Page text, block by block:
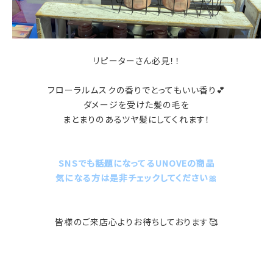
リピーターさん必見！！
フローラルムスクの香りでとってもいい香り💕
ダメージを受けた髪の毛を
まとまりのあるツヤ髪にしてくれます！
SNSでも話題になってるUNOVEの商品
気になる方は是非チェックしてください🎀
皆様のご来店心よりお待ちしております🥰